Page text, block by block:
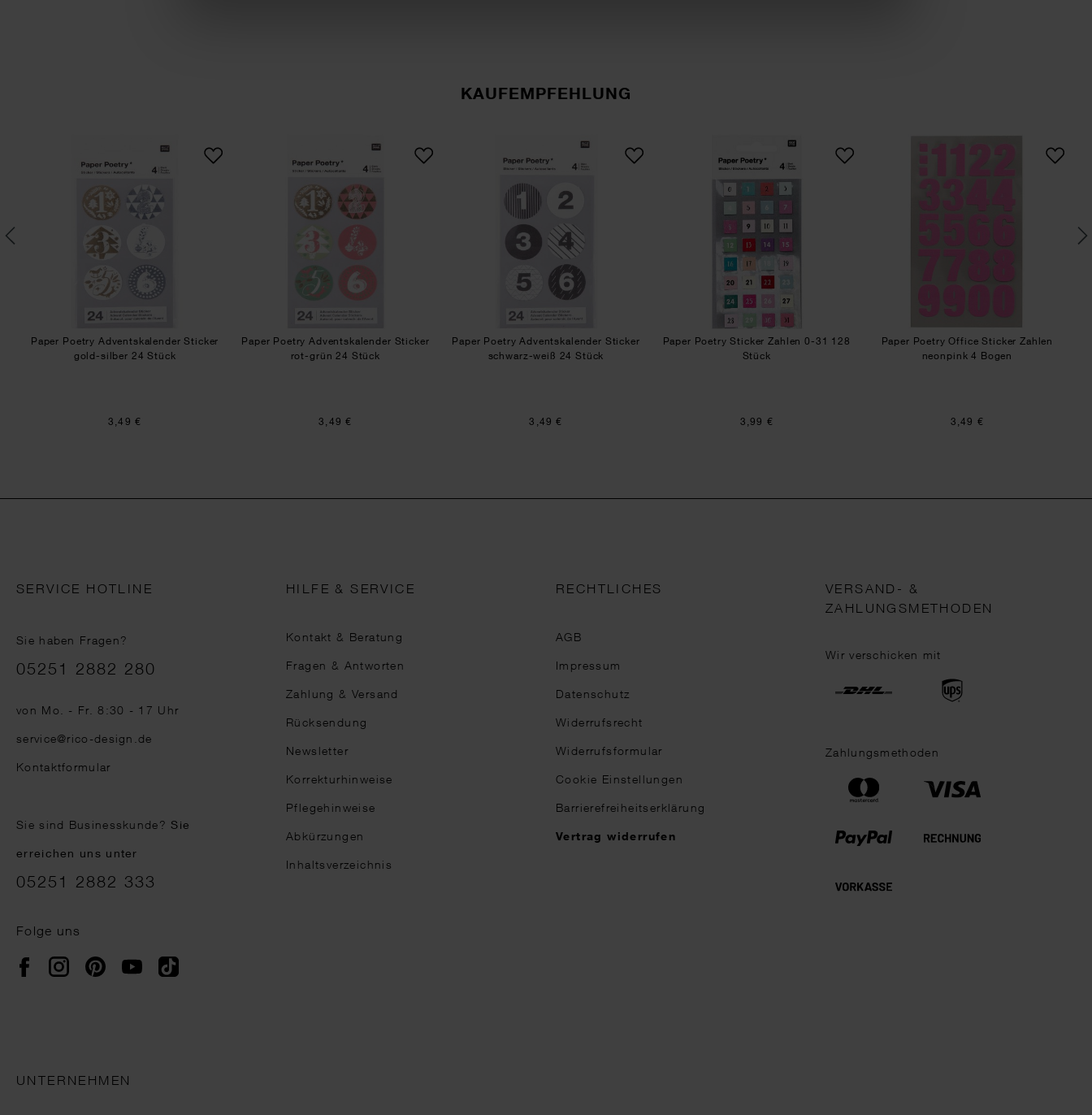
KAUFEMPFEHLUNG
Paper Poetry Adventskalender Sticker gold-silber 24 Stück
Paper Poetry Adventskalender Sticker
gold-silber 24 Stück
3,49 €
Paper Poetry Adventskalender Sticker rot-grün 24 Stück
Paper Poetry Adventskalender Sticker
rot-grün 24 Stück
3,49 €
Paper Poetry Adventskalender Sticker schwarz-weiß 24 Stück
Paper Poetry Adventskalender Sticker
schwarz-weiß 24 Stück
3,49 €
Paper Poetry Sticker Zahlen 0-31 128 Stück
Paper Poetry Sticker Zahlen 0-31 128
Stück
3,99 €
Paper Poetry Office
Paper Poetry Office Sticker Zahlen
neonpink 4 Bogen
3,49 €
SERVICE HOTLINE
Sie haben Fragen?
Telefonnummer
05251 2882 280
von Mo. - Fr. 8:30 - 17 Uhr
service@rico-design.de
Kontaktformular
Sie sind Businesskunde?Sie
erreichen uns unter
05251 2882 333
Folge uns
FacebookInstagramPinterestYouTubeTikTok
HILFE & SERVICE
Kontakt & Beratung
Fragen & Antworten
Zahlung & Versand
Rücksendung
Newsletter
Korrekturhinweise
Pflegehinweise
Abkürzungen
Inhaltsverzeichnis
RECHTLICHES
AGB
Impressum
Datenschutz
Widerrufsrecht
Widerrufsformular
Cookie Einstellungen
Barrierefreiheitserklärung
Vertrag widerrufen
VERSAND- &
ZAHLUNGSMETHODEN
Wir verschicken mit
Zahlungsmethoden
UNTERNEHMEN